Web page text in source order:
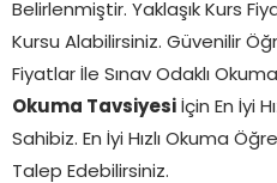
Belirlenmiştir. Yaklaşık Kurs
Kursu Alabilirsiniz. Güvenilir
Fiyatlar İle Sınav Odaklı
Okuma Tavsiyesi
İçin En İyi
Sahibiz. En İyi Hızlı Okuma
Talep Edebilirsiniz.